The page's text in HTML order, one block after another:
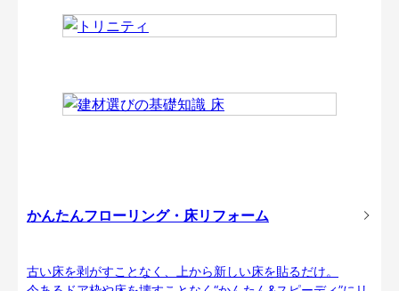
かんたんフローリング・床リフォーム
古い床を剥がすことなく、上から新しい床を貼るだけ。